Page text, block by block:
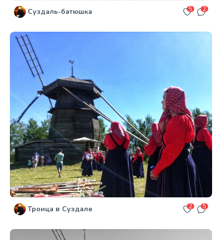
Суздаль-батюшка 5 2
Троица в Суздале 2 5